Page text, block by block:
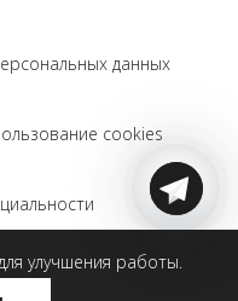
данных
cookies
Яндекс.Метрики
улучшения работы.